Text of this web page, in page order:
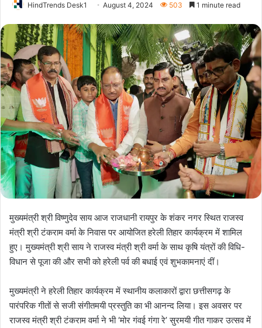
HindTrends Desk1 August 4, 2024 503 1 minute read
मुख्यमंत्री श्री विष्णुदेव साय आज राजधानी रायपुर के शंकर नगर स्थित राजस्व
मंत्री श्री टंकराम वर्मा के निवास पर आयोजित हरेली तिहार कार्यक्रम में शामिल
हुए। मुख्यमंत्री श्री साय ने राजस्व मंत्री श्री वर्मा के साथ कृषि यंत्रों की विधि-
विधान से पूजा की और सभी को हरेली पर्व की बधाई एवं शुभकामनाएं दीं।
मुख्यमंत्री ने हरेली तिहार कार्यक्रम में स्थानीय कलाकारों द्वारा छत्तीसगढ़ के
पारंपरिक गीतों से सजी संगीतमयी प्रस्तुति का भी आनन्द लिया। इस अवसर पर
राजस्व मंत्री श्री टंकराम वर्मा ने भी ‘मोर गंवई गंगा रे’ सुरमयी गीत गाकर उत्सव में